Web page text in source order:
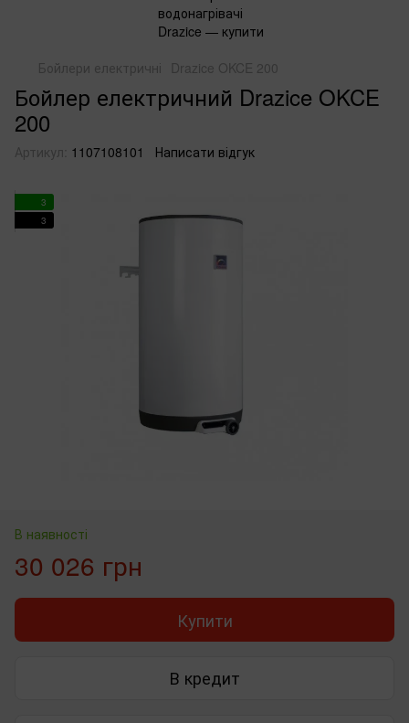
Бойлери електричні Drazice OKCE 200
Бойлер електричний Drazice OKCE
200
Артикул: 1107108101 Написати відгук
3
3
В наявності
30 026 грн
Купити
В кредит